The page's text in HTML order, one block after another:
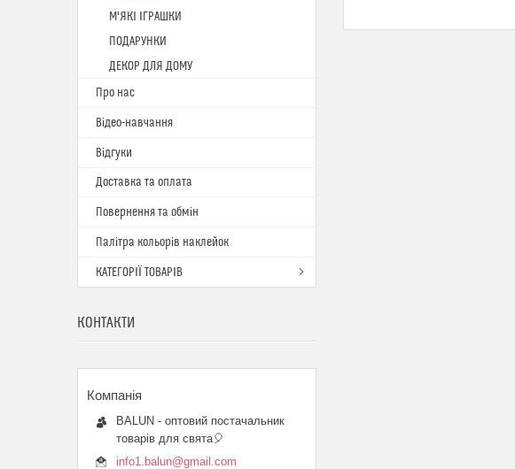
М'ЯКІ ІГРАШКИ
ПОДАРУНКИ
ДЕКОР ДЛЯ ДОМУ
Про нас
Відео-навчання
Відгуки
Доставка та оплата
Повернення та обмін
Палітра кольорів наклейок
КАТЕГОРІЇ ТОВАРІВ
КОНТАКТИ
BALUN - оптовий постачальник
товарів для свята🎈
info1.balun@gmail.com